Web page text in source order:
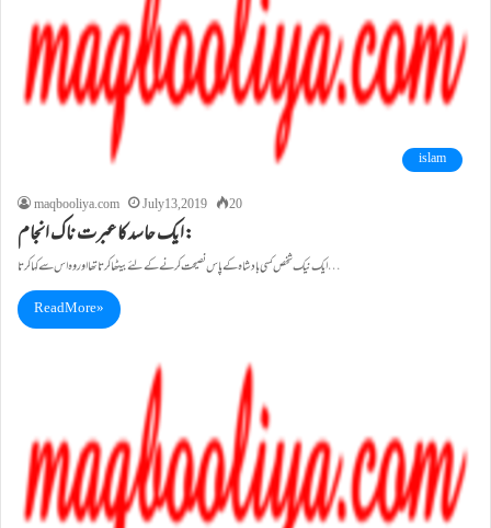
islam
maqbooliya.com
July 13, 2019 20
ایک حاسد کا عبرت ناک انجام:
ایک نیک شخص کسی بادشاہ کے پاس نصیحت کرنے کے لئے بیٹھا کرتا تھا اوروہ اس سے کہا کرتا…
Read More »